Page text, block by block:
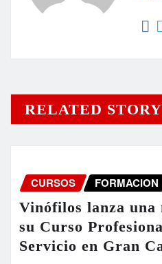
RELATED STORY
CURSOS FORMACION
Vinófilos lanza una
su Curso
Servicio en Gran